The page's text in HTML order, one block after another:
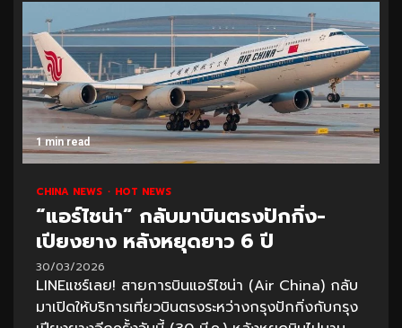
1 min read
CHINA NEWS HOT NEWS
“แอร์ไชน่า” กลับมาบินตรงปักกิ่ง-
เปียงยาง หลังหยุดยาว 6 ปี
30/03/2026
LINEแชร์เลย! สายการบินแอร์ไชน่า (Air China) กลับ
มาเปิดให้บริการเที่ยวบินตรงระหว่างกรุงปักกิ่งกับกรุง